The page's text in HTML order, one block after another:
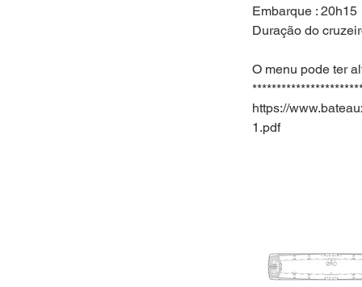
Embarque : 20h15
Duração do
O menu pode ter
https://
1.pdf